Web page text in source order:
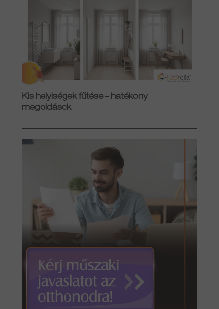
Kis helyiségek fűtése – hatékony
megoldások